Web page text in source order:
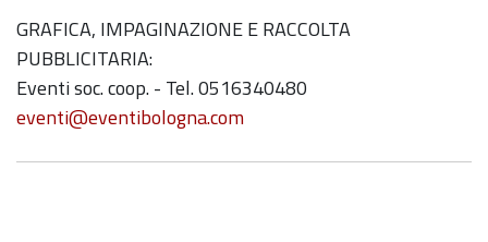
GRAFICA, IMPAGINAZIONE E RACCOLTA
PUBBLICITARIA:
Eventi soc. coop. - Tel. 0516340480
eventi@eventibologna.com